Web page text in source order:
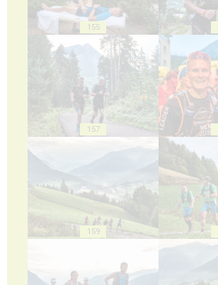
155
157
159